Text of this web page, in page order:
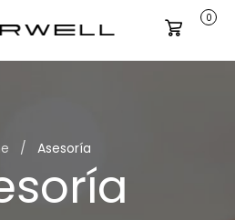
Carrito
0
Asesoría